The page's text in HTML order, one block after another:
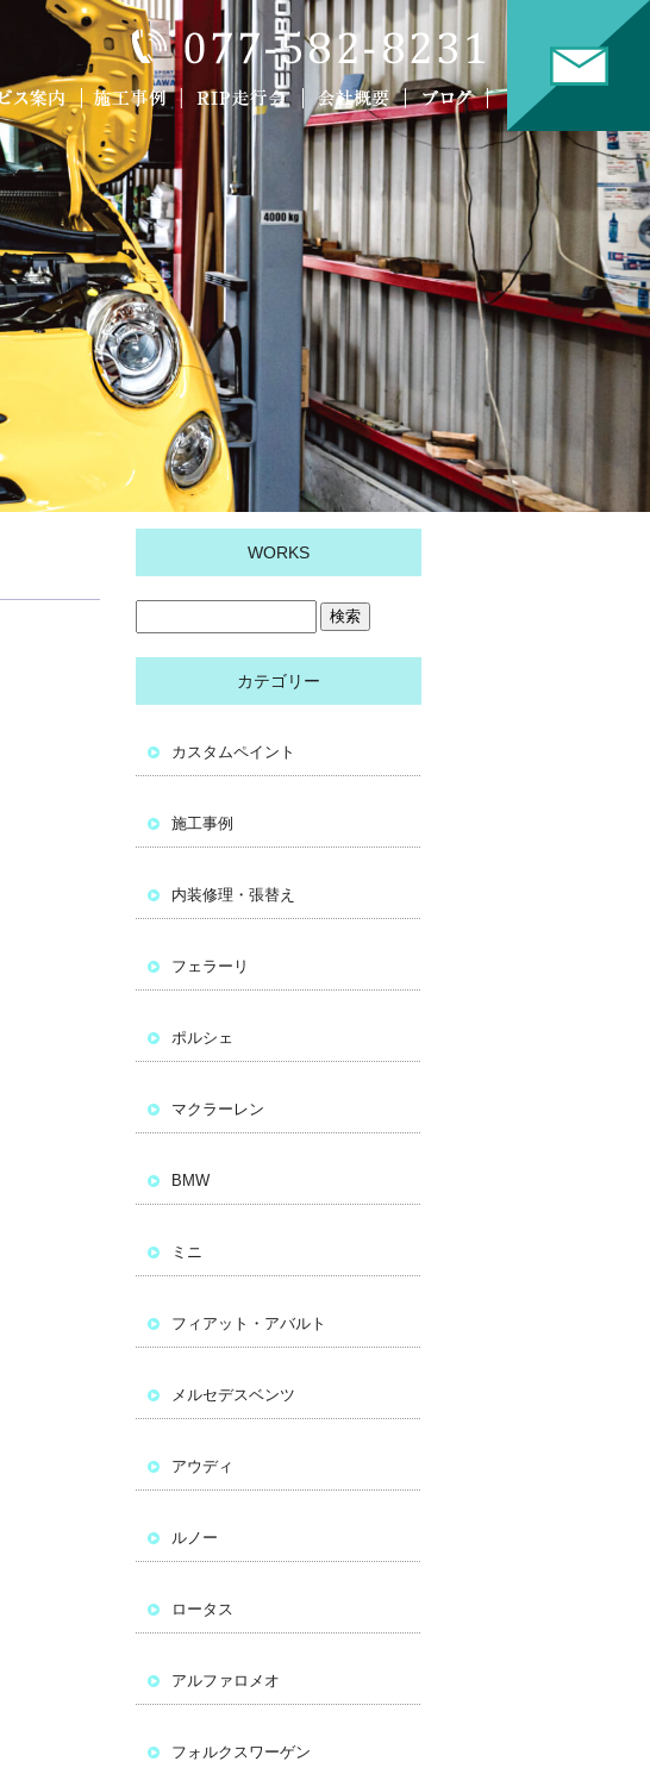
WORKS
カテゴリー
カスタムペイント
施工事例
内装修理・張替え
フェラーリ
ポルシェ
マクラーレン
BMW
ミニ
フィアット・アバルト
メルセデスベンツ
アウディ
ルノー
ロータス
アルファロメオ
フォルクスワーゲン